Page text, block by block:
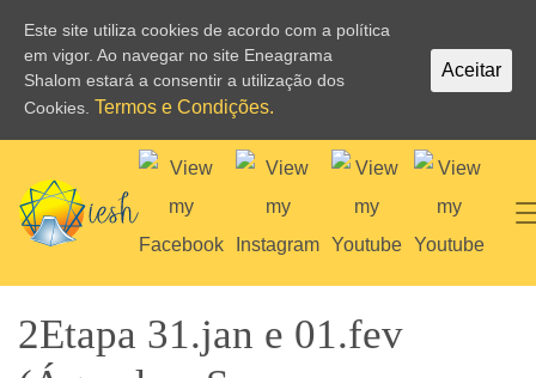
2Etapa 31.jan e 01.fev
Este site utiliza cookies de acordo com a política
em vigor. Ao navegar no site Eneagrama
Shalom estará a consentir a utilização dos
Cookies. Termos e Condições.
Aceitar